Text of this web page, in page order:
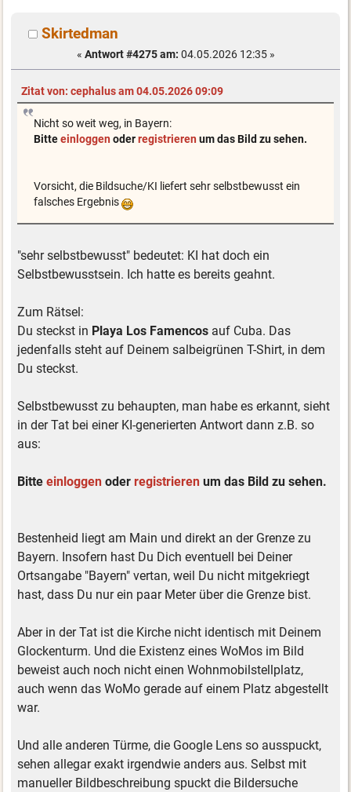
Skirtedman
« Antwort #4275 am: 04.05.2026 12:35 »
Zitat von: cephalus am 04.05.2026 09:09
Nicht so weit weg, in Bayern:
Bitteeinloggen oderregistrieren um das Bild zu sehen.
Vorsicht, die Bildsuche/KI liefert sehr selbstbewusst ein
falsches Ergebnis
"sehr selbstbewusst" bedeutet: KI hat doch ein
Selbstbewusstsein. Ich hatte es bereits geahnt.
Zum Rätsel:
Du steckst in Playa Los Famencos auf Cuba. Das
jedenfalls steht auf Deinem salbeigrünen T-Shirt, in dem
Du steckst.
Selbstbewusst zu behaupten, man habe es erkannt, sieht
in der Tat bei einer KI-generierten Antwort dann z.B. so
aus:
Bitteeinloggen oderregistrieren um das Bild zu sehen.
Bestenheid liegt am Main und direkt an der Grenze zu
Bayern. Insofern hast Du Dich eventuell bei Deiner
Ortsangabe "Bayern" vertan, weil Du nicht mitgekriegt
hast, dass Du nur ein paar Meter über die Grenze bist.
Aber in der Tat ist die Kirche nicht identisch mit Deinem
Glockenturm. Und die Existenz eines WoMos im Bild
beweist auch noch nicht einen Wohnmobilstellplatz,
auch wenn das WoMo gerade auf einem Platz abgestellt
war.
Und alle anderen Türme, die Google Lens so ausspuckt,
sehen allegar exakt irgendwie anders aus. Selbst mit
manueller Bildbeschreibung spuckt die Bildersuche